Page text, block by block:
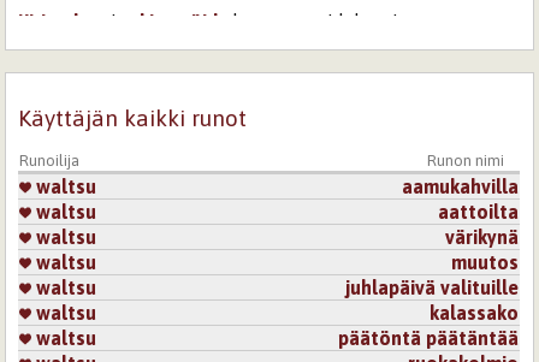
Kirjaudu
tai rekisteröidy kommentoidaksesi
Käyttäjän kaikki runot
Runoilija Runon nimi
waltsu
aamukahvilla
waltsu
aattoilta
waltsu
värikynä
waltsu
muutos
waltsu
juhlapäivä valituille
waltsu
kalassako
waltsu
päätöntä päätäntää